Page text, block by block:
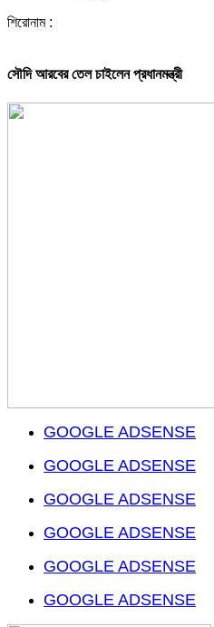
শিরোনাম :
সৌদি আরবের তেল চাইলেন প্রধানমন্ত্রী
GOOGLE ADSENSE
GOOGLE ADSENSE
GOOGLE ADSENSE
GOOGLE ADSENSE
GOOGLE ADSENSE
GOOGLE ADSENSE